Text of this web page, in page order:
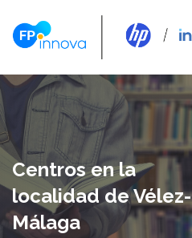
Centros en la
localidad de Vélez-
Málaga